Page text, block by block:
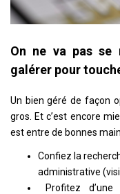
On ne va pas se
galérer pour
Un bien géré de façon
gros. Et c’est encore
est entre de bonnes
Confiez la
administrative
Profitez